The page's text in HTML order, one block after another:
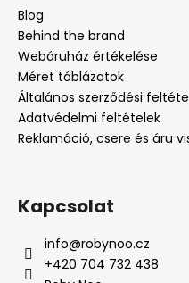
Blog
Behind the brand
Webáruház értékelése
Méret táblázatok
Általános szerződési
Adatvédelmi feltételek
Reklamáció, csere és áru
Kapcsolat
info@robynoo.cz
+420 704 732 438